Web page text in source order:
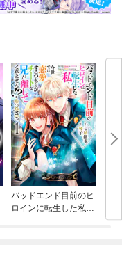
バッドエンド目前のヒ
ロインに転生した私、